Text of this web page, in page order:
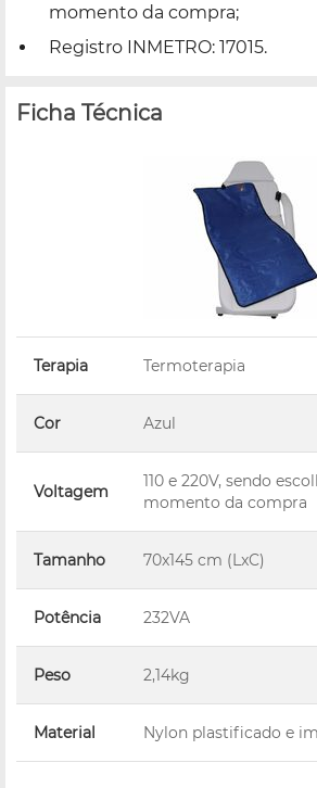
momento da compra;
Registro INMETRO: 17015.
Ficha Técnica
Terapia Termoterapia
Cor Azul
Voltagem
110 e 220V, sendo
momento da compra
Tamanho 70x145 cm (LxC)
Potência 232VA
Peso 2,14kg
Material Nylon plastificado e